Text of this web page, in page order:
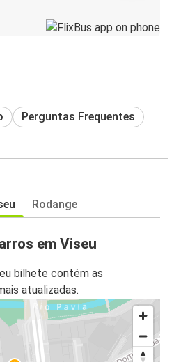
Perguntas Frequentes
Rodange
em Viseu
bilhete contém as
atualizadas.